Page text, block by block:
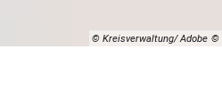
© Kreisverwaltung/ Adobe